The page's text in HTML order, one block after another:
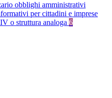
obblighi amministrativi
per cittadini e imprese
o struttura analoga 6